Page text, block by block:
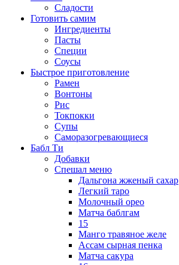
Сладости
Готовить самим
Ингредиенты
Пасты
Специи
Соусы
Быстрое приготовление
Рамен
Вонтоны
Рис
Токпокки
Супы
Саморазогревающиеся
Бабл Ти
Добавки
Спешал меню
Дальгона жженый сахар
Легкий таро
Молочный орео
Матча баблгам
15
Манго травяное желе
Ассам сырная пенка
Матча сакура